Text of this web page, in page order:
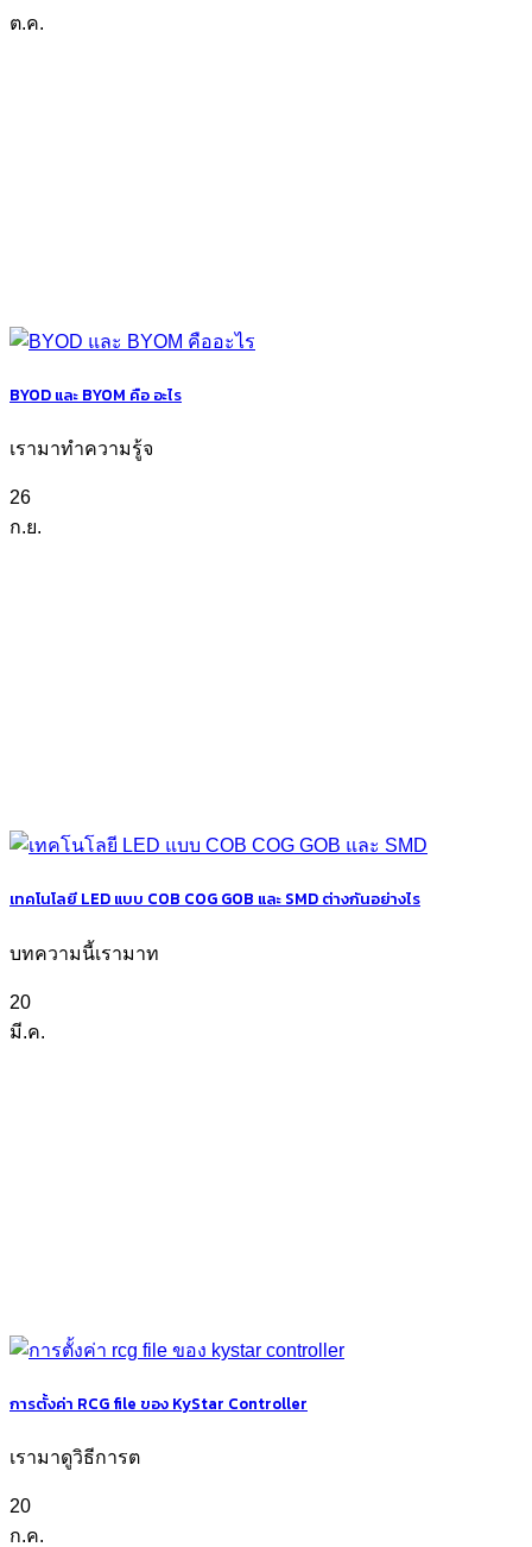
ต.ค.
BYOD และ BYOM คือ อะไร
เรามาทำความรู้จ
26
ก.ย.
เทคโนโลยี LED แบบ COB COG GOB และ SMD ต่างกันอย่างไร
บทความนี้เรามาท
20
มี.ค.
การตั้งค่า RCG file ของ KyStar Controller
เรามาดูวิธีการต
20
ก.ค.